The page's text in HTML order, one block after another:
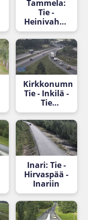
Tammela:
Tie -
Heinivaho -
Hämeenlinnaan
Kirkkonummi:
Tie - Inkilä -
Tie
Hankoon
Inari: Tie -
Hirvaspää -
Inariin